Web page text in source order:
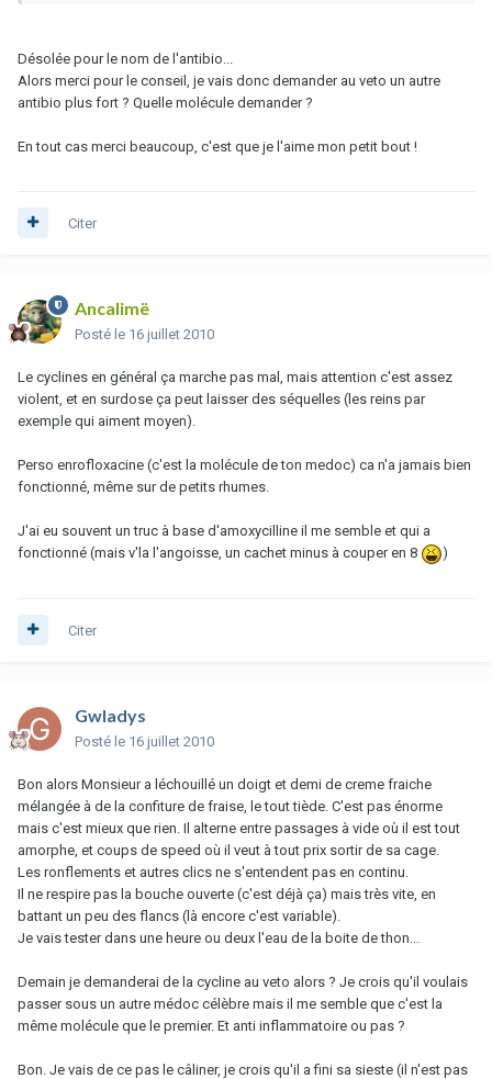
Désolée pour le nom de l'antibio...
Alors merci pour le conseil, je vais donc demander au veto un autre
antibio plus fort ? Quelle molécule demander ?
En tout cas merci beaucoup, c'est que je l'aime mon petit bout !
Citer
Ancalimë
Posté le 16 juillet 2010
Le cyclines en général ça marche pas mal, mais attention c'est assez
violent, et en surdose ça peut laisser des séquelles (les reins par
exemple qui aiment moyen).
Perso enrofloxacine (c'est la molécule de ton medoc) ca n'a jamais bien
fonctionné, même sur de petits rhumes.
J'ai eu souvent un truc à base d'amoxycilline il me semble et qui a
fonctionné (mais v'la l'angoisse, un cachet minus à couper en 8
)
Citer
Gwladys
Posté le 16 juillet 2010
Bon alors Monsieur a léchouillé un doigt et demi de creme fraiche
mélangée à de la confiture de fraise, le tout tiède. C'est pas énorme
mais c'est mieux que rien. Il alterne entre passages à vide où il est tout
amorphe, et coups de speed où il veut à tout prix sortir de sa cage.
Les ronflements et autres clics ne s'entendent pas en continu.
Il ne respire pas la bouche ouverte (c'est déjà ça) mais très vite, en
battant un peu des flancs (là encore c'est variable).
Je vais tester dans une heure ou deux l'eau de la boite de thon...
Demain je demanderai de la cycline au veto alors ? Je crois qu'il voulais
passer sous un autre médoc célèbre mais il me semble que c'est la
même molécule que le premier. Et anti inflammatoire ou pas ?
Bon. Je vais de ce pas le câliner, je crois qu'il a fini sa sieste (il n'est pas